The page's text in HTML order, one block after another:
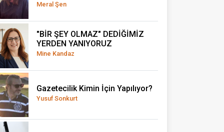
Meral Şen
"BİR ŞEY OLMAZ" DEDİĞİMİZ
YERDEN YANIYORUZ
Mine Kandaz
Gazetecilik Kimin İçin Yapılıyor?
Yusuf Sonkurt